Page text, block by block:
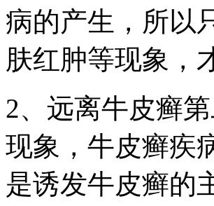
病的产生，所以
肤红肿等现象，
2、远离牛皮癣
现象，牛皮癣疾
是诱发牛皮癣的